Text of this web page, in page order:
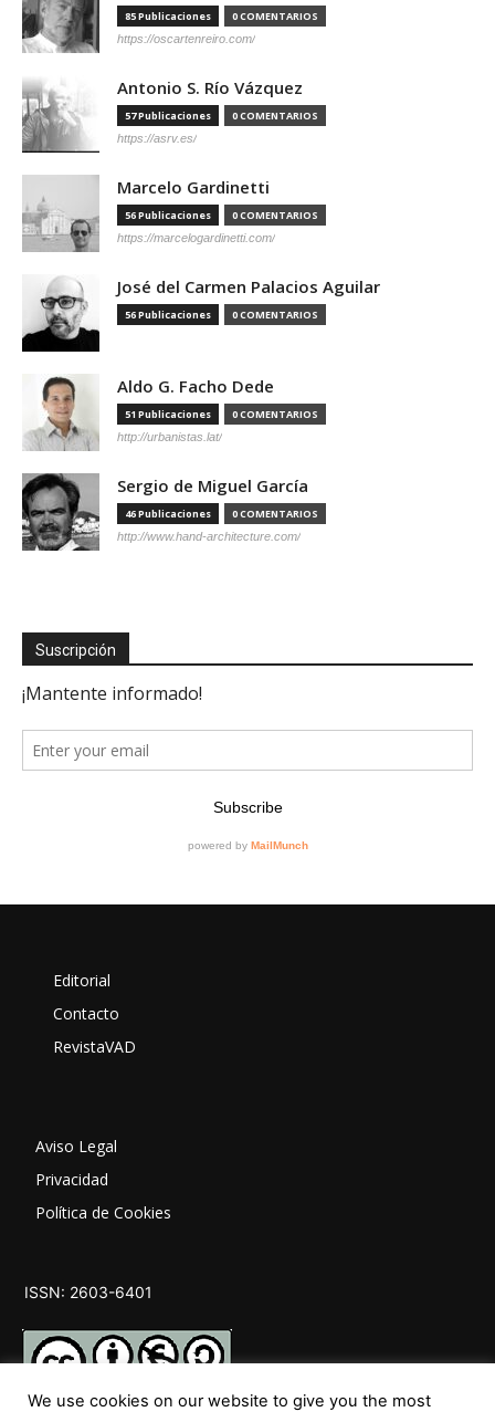
85 Publicaciones 0 COMENTARIOS
https://oscartenreiro.com/
Antonio S. Río Vázquez
57 Publicaciones 0 COMENTARIOS
https://asrv.es/
Marcelo Gardinetti
56 Publicaciones 0 COMENTARIOS
https://marcelogardinetti.com/
José del Carmen Palacios Aguilar
56 Publicaciones 0 COMENTARIOS
Aldo G. Facho Dede
51 Publicaciones 0 COMENTARIOS
http://urbanistas.lat/
Sergio de Miguel García
46 Publicaciones 0 COMENTARIOS
http://www.hand-architecture.com/
Suscripción
Editorial
Contacto
RevistaVAD
Aviso Legal
Privacidad
Política de Cookies
ISSN: 2603-6401
We use cookies on our website to give you the most